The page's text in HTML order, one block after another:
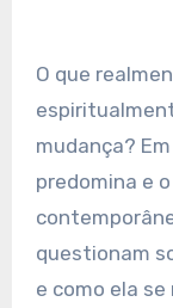
O que realmente significa estar conectado
mudança?
predomina e
questionam
e como ela